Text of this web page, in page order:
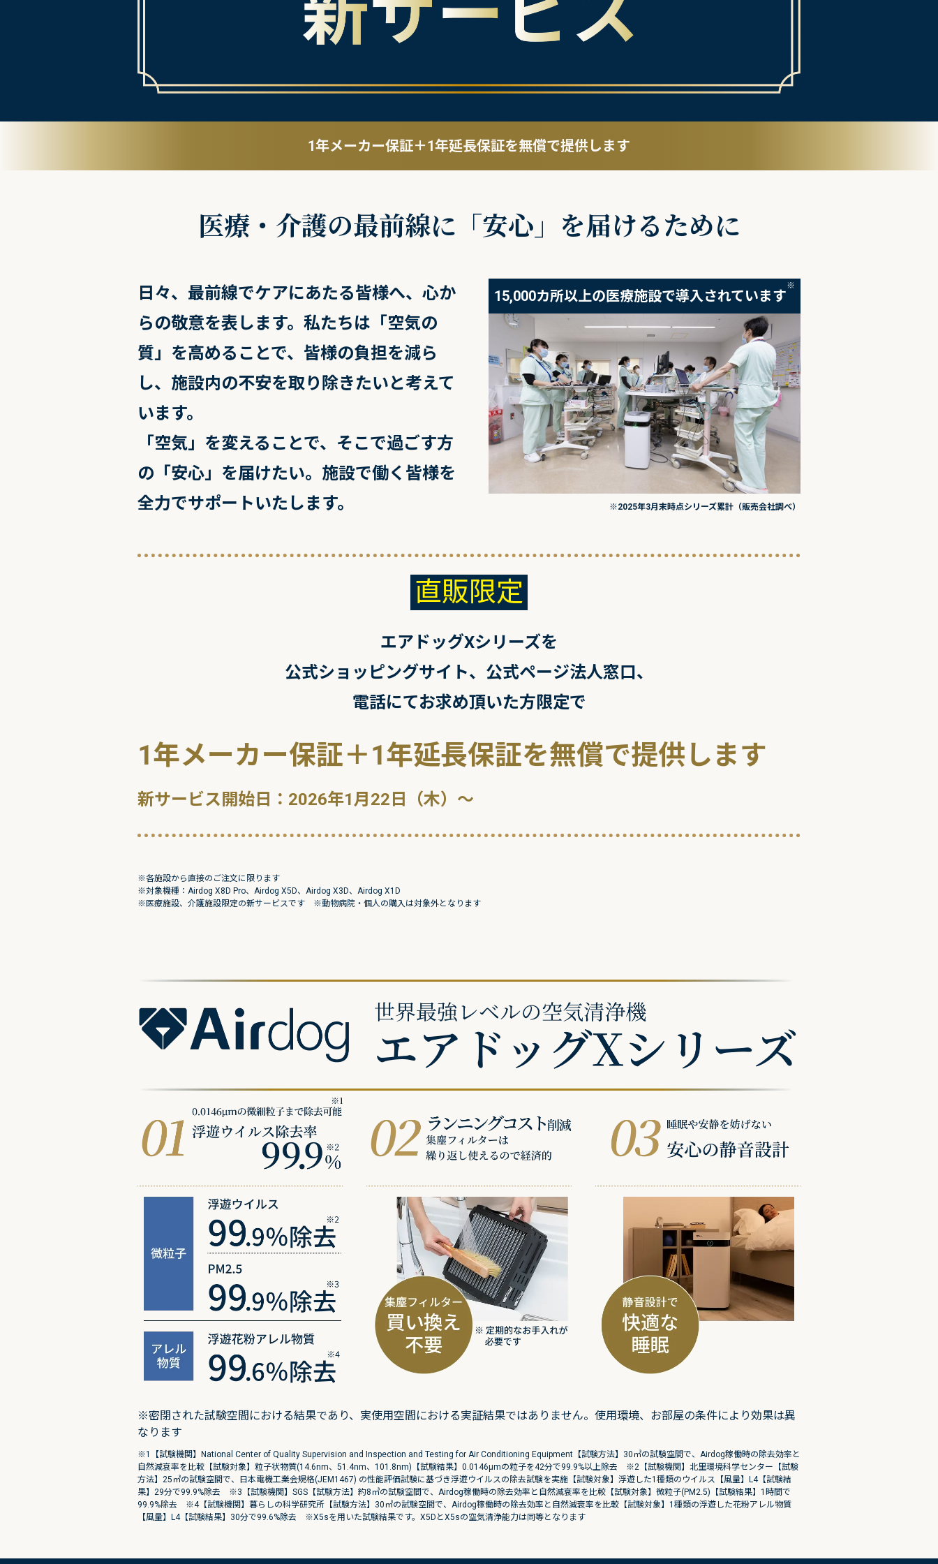
1年メーカー保証＋1年延長保証を無償で提供します
医療・介護の最前線に 「安心」を届けるために
日々、最前線でケアにあたる皆様へ、心か
らの敬意を表します。私たちは「空気の
質」を高めることで、皆様の負担を減ら
し、施設内の不安を取り除きたいと考えて
います。
「空気」を変えることで、そこで過ごす方
の「安心」を届けたい。施設で働く皆様を
全力でサポートいたします。
15,000カ所以上の医療施設で導入されています
※
※2025年3月末時点シリーズ累計（販売会社調べ）
直販限定
エアドッグXシリーズを
公式ショッピングサイト、 公式ページ法人窓口、
電話にてお求め頂いた方限定で
1年メーカー保証＋1年延長保証を無償で提供します
新サービス開始日：2026年1月22日（木）～
※各施設から直接のご注文に限ります
※対象機種：Airdog X8D Pro、Airdog X5D、Airdog X3D、Airdog X1D
※医療施設、介護施設限定の新サービスです ※動物病院・個人の購入は対象外となります
※密閉された試験空間における結果であり、実使用空間における実証結果ではありません。使用環境、お部屋の条件により効果は異
なります
※1【試験機関】National Center of Quality Supervision and Inspection and Testing for Air Conditioning Equipment【試験方法】30㎥の試験空間で、Airdog稼働時の除去効率と
自然減衰率を比較【試験対象】粒子状物質(14.6nm、51.4nm、101.8nm)【試験結果】0.0146μmの粒子を42分で99.9%以上除去 ※2【試験機関】北里環境科学センター【試験
方法】25㎥の試験空間で、日本電機工業会規格(JEM1467) の性能評価試験に基づき浮遊ウイルスの除去試験を実施【試験対象】浮遊した1種類のウイルス【風量】L4【試験結
果】29分で99.9%除去 ※3【試験機関】SGS【試験方法】約8㎥の試験空間で、Airdog稼働時の除去効率と自然減衰率を比較【試験対象】微粒子(PM2.5)【試験結果】1時間で
99.9%除去 ※4【試験機関】暮らしの科学研究所【試験方法】30㎥の試験空間で、Airdog稼働時の除去効率と自然減衰率を比較【試験対象】1種類の浮遊した花粉アレル物質
【風量】L4【試験結果】30分で99.6%除去 ※X5sを用いた試験結果です。X5DとX5sの空気清浄能力は同等となります